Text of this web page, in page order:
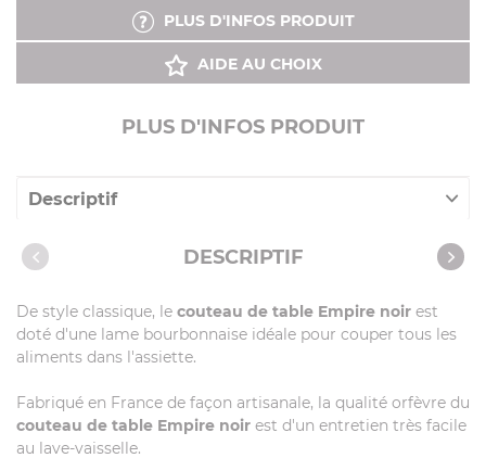
PLUS D'INFOS PRODUIT
AIDE AU CHOIX
PLUS D'INFOS PRODUIT
Descriptif
Caractéristiques DESCRIPTIF
De style classique, le couteau de table Empire noir est
doté d'une lame bourbonnaise idéale pour couper tous les
aliments dans l'assiette.
Fabriqué en France de façon artisanale, la qualité orfèvre du
couteau de table Empire noir est d'un entretien très facile
au lave-vaisselle.